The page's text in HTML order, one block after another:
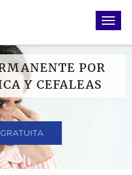
POR
Y CEFALEAS